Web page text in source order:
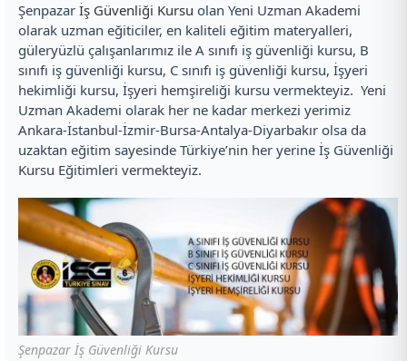
Şenpazar İş Güvenliği Kursu olan Yeni Uzman Akademi
olarak uzman eğiticiler, en kaliteli eğitim materyalleri,
güleryüzlü çalışanlarımız ile A sınıfı iş güvenliği kursu, B
sınıfı iş güvenliği kursu, C sınıfı iş güvenliği kursu, İşyeri
hekimliği kursu, İşyeri hemşireliği kursu vermekteyiz. Yeni
Uzman Akademi olarak her ne kadar merkezi yerimiz
Ankara-İstanbul-İzmir-Bursa-Antalya-Diyarbakır olsa da
uzaktan eğitim sayesinde Türkiye’nin her yerine İş Güvenliği
Kursu Eğitimleri vermekteyiz.
Şenpazar İş Güvenliği Kursu